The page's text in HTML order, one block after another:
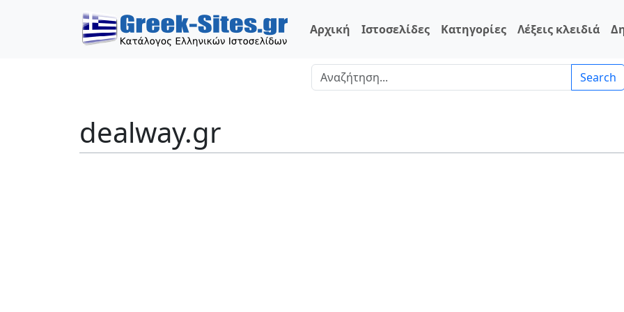
Αρχική Ιστοσελίδες Κατηγορίες Λέξεις κλειδιά
Search
dealway.gr